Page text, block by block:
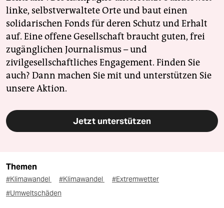
linke, selbstverwaltete Orte und baut einen
solidarischen Fonds für deren Schutz und Erhalt
auf. Eine offene Gesellschaft braucht guten, frei
zugänglichen Journalismus – und
zivilgesellschaftliches Engagement. Finden Sie
auch? Dann machen Sie mit und unterstützen Sie
unsere Aktion.
Jetzt unterstützen
Themen
#Klimawandel #Klimawandel
#Extremwetter
#Umweltschäden